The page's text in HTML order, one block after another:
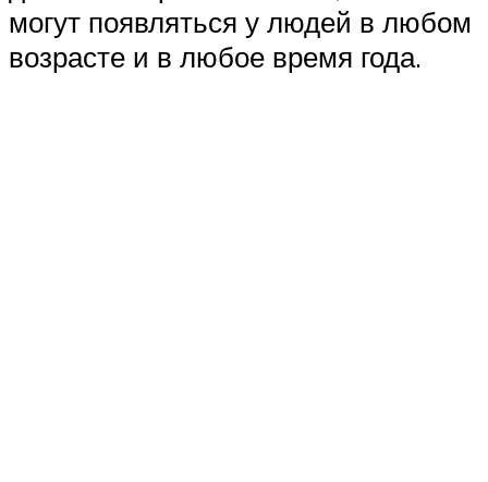
могут появляться у людей в любом
возрасте и в любое время года.